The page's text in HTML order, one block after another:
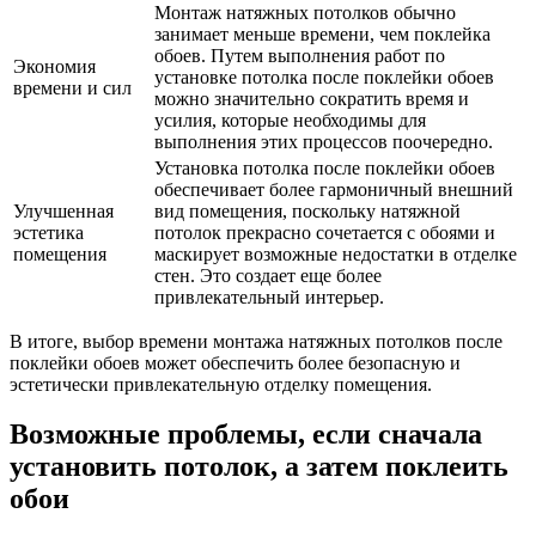
Экономия
времени и сил
Монтаж натяжных потолков обычно
занимает меньше времени, чем поклейка
обоев. Путем выполнения работ по
установке потолка после поклейки обоев
можно значительно сократить время и
усилия, которые необходимы для
выполнения этих процессов поочередно.
Улучшенная
эстетика
помещения
Установка потолка после поклейки обоев
обеспечивает более гармоничный внешний
вид помещения, поскольку натяжной
потолок прекрасно сочетается с обоями и
маскирует возможные недостатки в отделке
стен. Это создает еще более
привлекательный интерьер.
В итоге, выбор времени монтажа натяжных потолков после
поклейки обоев может обеспечить более безопасную и
эстетически привлекательную отделку помещения.
Возможные проблемы, если сначала
установить потолок, а затем поклеить
обои